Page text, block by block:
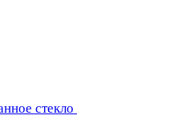
стекло